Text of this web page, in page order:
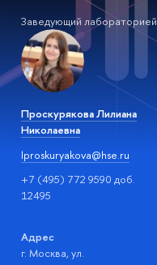
Заведующий лабораторией
Проскурякова Лилиана
Николаевна
lproskuryakova@hse.ru
+7 (495) 772 9590 доб.
12495
Адрес
г. Москва, ул.